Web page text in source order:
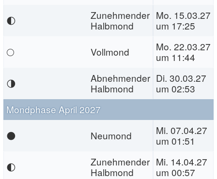
🌓
Zunehmender
Halbmond
Mo. 15.03.27
um 17:25
🌕
Vollmond
Mo. 22.03.27
um 11:44
🌗
Abnehmender
Halbmond
Di. 30.03.27
um 02:53
Mondphase April 2027
🌑
Neumond
Mi. 07.04.27
um 01:51
🌓
Zunehmender
Halbmond
Mi. 14.04.27
um 00:57